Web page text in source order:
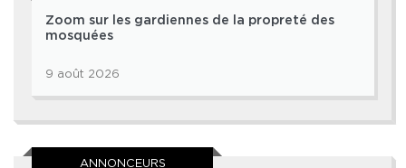
Zoom sur les gardiennes de la propreté des
mosquées
9 août 2026
ANNONCEURS